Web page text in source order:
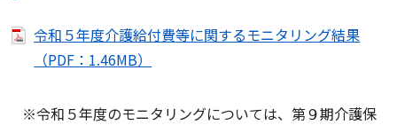
令和５年度介護給付費等に関するモニタリング結果
（PDF：1.46MB）
※令和５年度のモニタリングについては、第９期介護保